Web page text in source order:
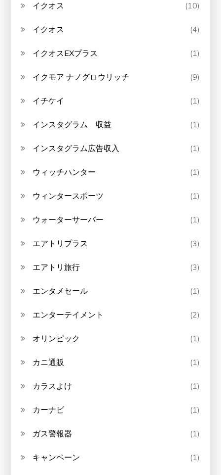
イクオス (10)
イクオス (4)
イクオスEXプラス (1)
イクモア ナノグロウリッチ (9)
イチケイ (1)
インスタグラム 収益 (1)
インスタグラム広告収入 (1)
ウィッチハンター (1)
ウィンタースポーツ (1)
ウォーターサーバー (1)
エアトリプラス (3)
エアトリ旅行 (3)
エンタメセール (1)
エンターテイメント (2)
オリンピック (1)
カニ通販 (1)
カラスよけ (1)
カーナビ (1)
ガス警報器 (1)
キャンペーン (1)